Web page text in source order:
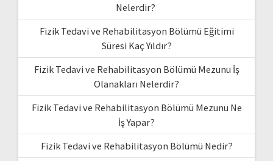
Nelerdir?
Fizik Tedavi ve Rehabilitasyon Bölümü Eğitimi
Süresi Kaç Yıldır?
Fizik Tedavi ve Rehabilitasyon Bölümü Mezunu İş
Olanakları Nelerdir?
Fizik Tedavi ve Rehabilitasyon Bölümü Mezunu Ne
İş Yapar?
Fizik Tedavi ve Rehabilitasyon Bölümü Nedir?